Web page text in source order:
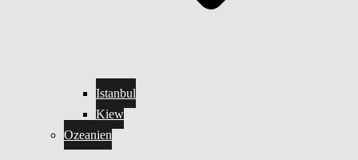
Istanbul
Kiew
Ozeanien